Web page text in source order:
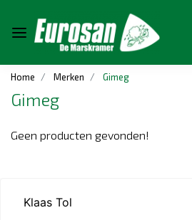
Home Merken Gimeg
Gimeg
Geen producten gevonden!